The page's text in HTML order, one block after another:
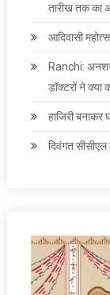
तारीख तक का
आदिवासी
Ranchi:
डॉक्टरों ने क्या
हाजिरी
दिवंगत सीसीएल